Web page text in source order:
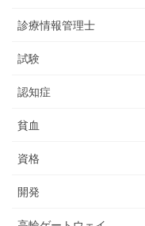
診療情報管理士
試験
認知症
貧血
資格
開発